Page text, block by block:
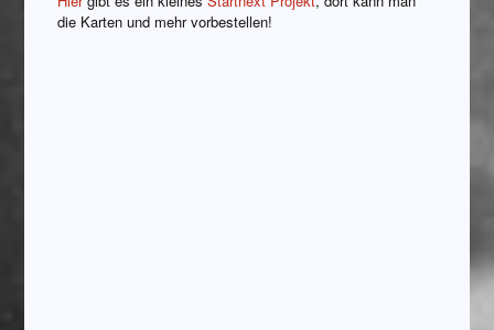
die Karten und mehr vorbestellen!